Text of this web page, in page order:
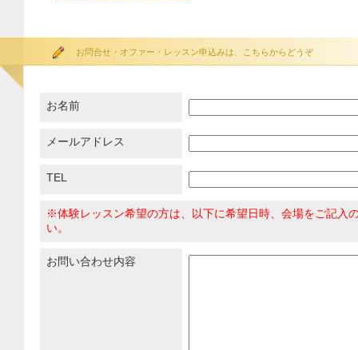
お問合せ・オファー・レッスン申込みは、こちらからどうぞ
お名前
メールアドレス
TEL
※体験レッスン希望の方は、以下に希望日時、会場をご記入
い。
お問い合わせ内容